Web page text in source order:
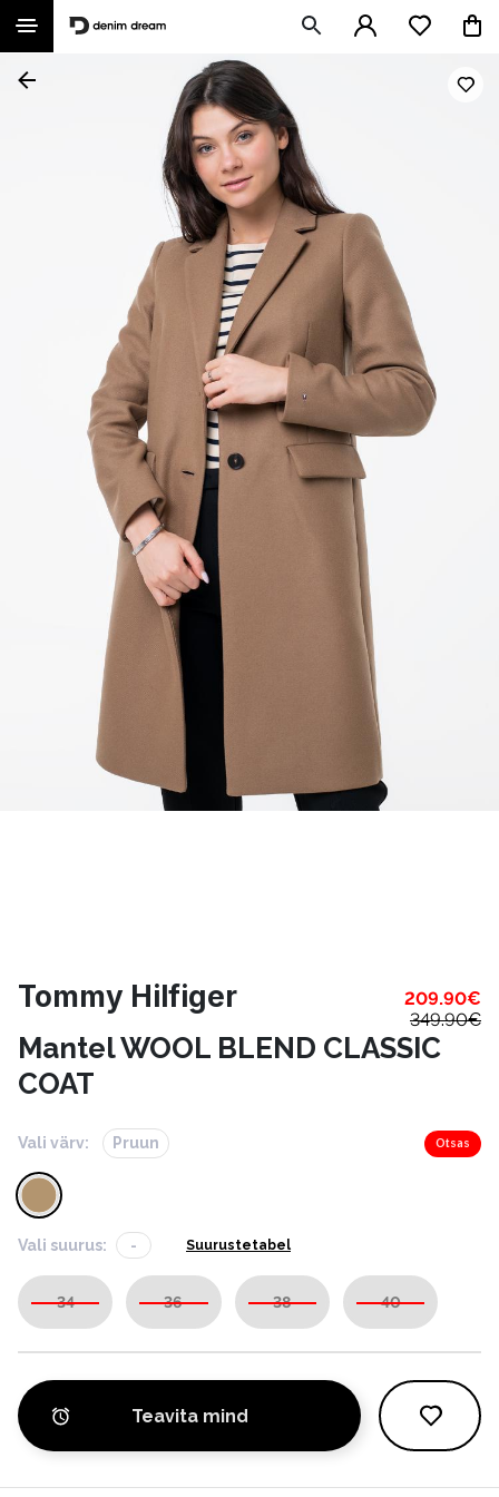
Tommy Hilfiger 209.90€
349.90€
Mantel WOOL BLEND CLASSIC
COAT
Vali värv: Pruun Otsas
Vali suurus: - Suurustetabel
34 36 38 40
Teavita mind